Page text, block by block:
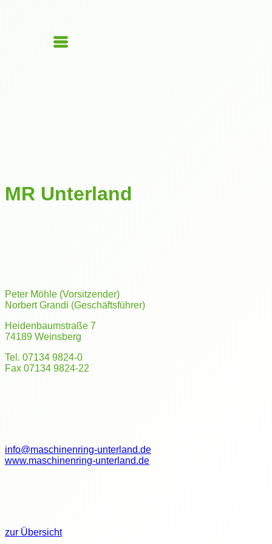
MR Unterland
Peter Möhle (Vorsitzender)
Norbert Grandi (Geschäftsführer)
Heidenbaumstraße 7
74189 Weinsberg
Tel. 07134 9824-0
Fax 07134 9824-22
info@maschinenring-unterland.de
www.maschinenring-unterland.de
zur Übersicht